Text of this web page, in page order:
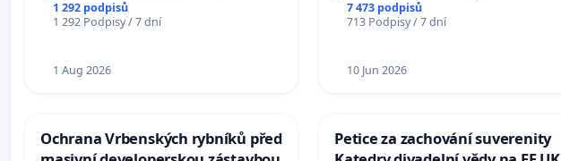
Ostrava – Bohumín – Karviná –
Mosty u Jablunkova
1 292 podpisů
1 292 Podpisy / 7 dní
1 Aug 2026
7 473 podpisů
713 Podpisy / 7 dní
10 Jun 2026
Ochrana Vrbenských rybníků před
Petice za zachování suverenity